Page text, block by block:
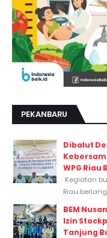
PEKANBARU
Dibalut
WPG Riau
Kegiatan
Riau
BEM
Izin
Tanjung